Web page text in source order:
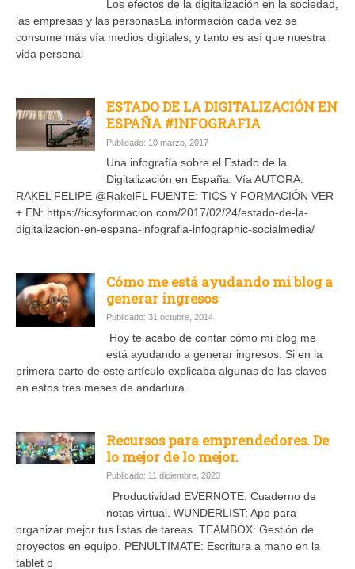
Los efectos de la digitalización en la sociedad,
las empresas y las personasLa información cada vez se
consume más vía medios digitales, y tanto es así que nuestra
vida personal
ESTADO DE LA DIGITALIZACIÓN EN
ESPAÑA #INFOGRAFIA
Publicado: 10 marzo, 2017
Una infografía sobre el Estado de la
Digitalización en España. Vía AUTORA:
RAKEL FELIPE @RakelFL FUENTE: TICS Y FORMACIÓN VER
+ EN: https://ticsyformacion.com/2017/02/24/estado-de-la-
digitalizacion-en-espana-infografia-infographic-socialmedia/
Cómo me está ayudando mi blog a
generar ingresos
Publicado: 31 octubre, 2014
Hoy te acabo de contar cómo mi blog me
está ayudando a generar ingresos. Si en la
primera parte de este artículo explicaba algunas de las claves
en estos tres meses de andadura.
Recursos para emprendedores. De
lo mejor de lo mejor.
Publicado: 11 diciembre, 2023
Productividad EVERNOTE: Cuaderno de
notas virtual. WUNDERLIST: App para
organizar mejor tus listas de tareas. TEAMBOX: Gestión de
proyectos en equipo. PENULTIMATE: Escritura a mano en la
tablet o